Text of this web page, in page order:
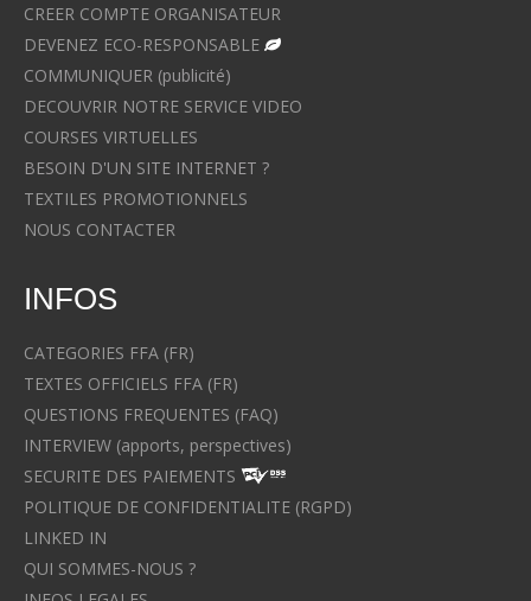
CREER COMPTE ORGANISATEUR
DEVENEZ ECO-RESPONSABLE
COMMUNIQUER (publicité)
DECOUVRIR NOTRE SERVICE VIDEO
COURSES VIRTUELLES
BESOIN D'UN SITE INTERNET ?
TEXTILES PROMOTIONNELS
NOUS CONTACTER
INFOS
CATEGORIES FFA (FR)
TEXTES OFFICIELS FFA (FR)
QUESTIONS FREQUENTES (FAQ)
INTERVIEW (apports, perspectives)
SECURITE DES PAIEMENTS
POLITIQUE DE CONFIDENTIALITE (RGPD)
LINKED IN
QUI SOMMES-NOUS ?